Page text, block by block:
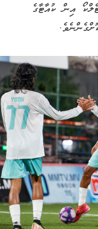
އިން ކުއާޓާގެ